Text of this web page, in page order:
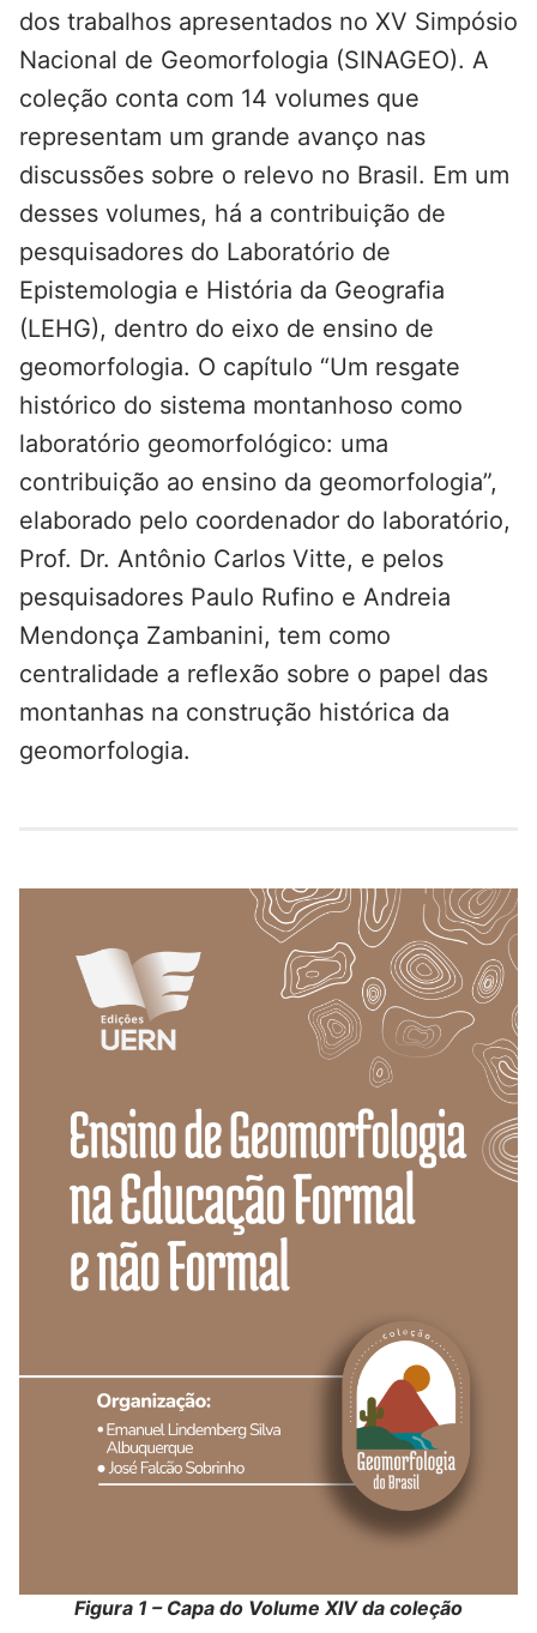
dos trabalhos apresentados no XV Simpósio
Nacional de Geomorfologia (SINAGEO). A
coleção conta com 14 volumes que
representam um grande avanço nas
discussões sobre o relevo no Brasil. Em um
desses volumes, há a contribuição de
pesquisadores do Laboratório de
Epistemologia e História da Geografia
(LEHG), dentro do eixo de ensino de
geomorfologia. O capítulo “Um resgate
histórico do sistema montanhoso como
laboratório geomorfológico: uma
contribuição ao ensino da geomorfologia”,
elaborado pelo coordenador do laboratório,
Prof. Dr. Antônio Carlos Vitte, e pelos
pesquisadores Paulo Rufino e Andreia
Mendonça Zambanini, tem como
centralidade a reflexão sobre o papel das
montanhas na construção histórica da
geomorfologia.
Figura 1 – Capa do Volume XIV da coleção